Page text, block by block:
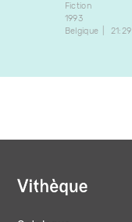
Fiction
1993
Belgique
21:29